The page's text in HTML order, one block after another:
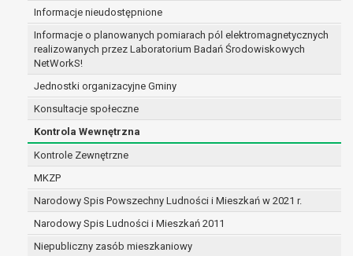
Informacje nieudostępnione
Informacje o planowanych pomiarach pól elektromagnetycznych
realizowanych przez Laboratorium Badań Środowiskowych
NetWorkS!
Jednostki organizacyjne Gminy
Konsultacje społeczne
Kontrola Wewnętrzna
Kontrole Zewnętrzne
MKZP
Narodowy Spis Powszechny Ludności i Mieszkań w 2021 r.
Narodowy Spis Ludności i Mieszkań 2011
Niepubliczny zasób mieszkaniowy
odbywa się przez okres niezbędny do realizacji
zawartej umowy, a po tym czasie w zakresie
wymaganym przez przepisy prawa lub dla
zabezpieczenia ewentualnych roszczeń, a w
przypadku wyrażenia zgody na przetwarzanie
danych po zakończeniu i rozliczeniu umowy, do
czasu wycofania tej zgody.
Ponadto w przypadku umów o dofinansowanie
dane osobowe od momentu pozyskania
przechowywane są przez okres wynikający z
umowy o dofinansowanie zawartej między
beneficjentem a określoną instytucją, trwałości
danego projektu i konieczności zachowania
dokumentacji projektu do celów kontrolnych.
W związku z przetwarzaniem przez